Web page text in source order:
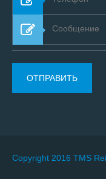
Copyright 2016 TMS